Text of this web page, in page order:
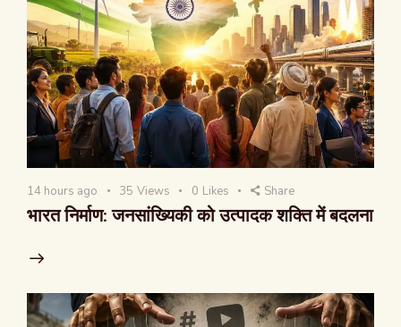
14 hours ago 35 Views 0 Likes Share
भारत निर्माण: जनसांख्यिकी को उत्पादक शक्ति में बदलना